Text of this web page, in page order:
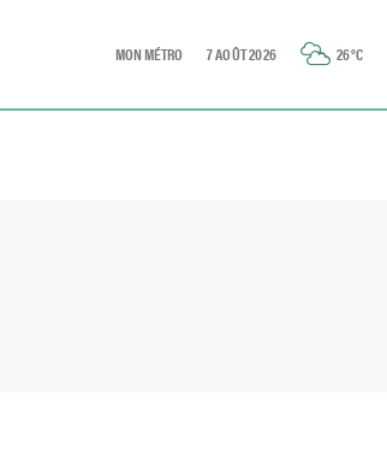
MON MÉTRO 7 AOÛT 2026 26°C